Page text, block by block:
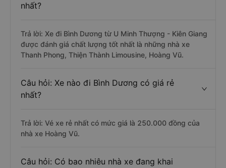
nhất?
Trả lời: Xe đi Bình Dương từ U Minh Thượng - Kiên Giang
được đánh giá chất lượng tốt nhất là những nhà xe
Thanh Phong, Thiện Thành Limousine, Hoàng Vũ.
Câu hỏi: Xe nào đi Bình Dương có giá rẻ
nhất?
Trả lời: Vé xe rẻ nhất có mức giá là 250.000 đồng của
nhà xe Hoàng Vũ.
Câu hỏi: Có bao nhiêu nhà xe đang khai